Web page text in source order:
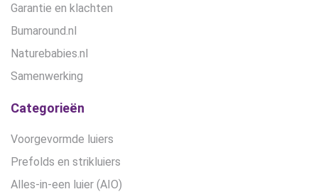
Garantie en klachten
Bumaround.nl
Naturebabies.nl
Samenwerking
Categorieën
Voorgevormde luiers
Prefolds en strikluiers
Alles-in-een luier (AIO)